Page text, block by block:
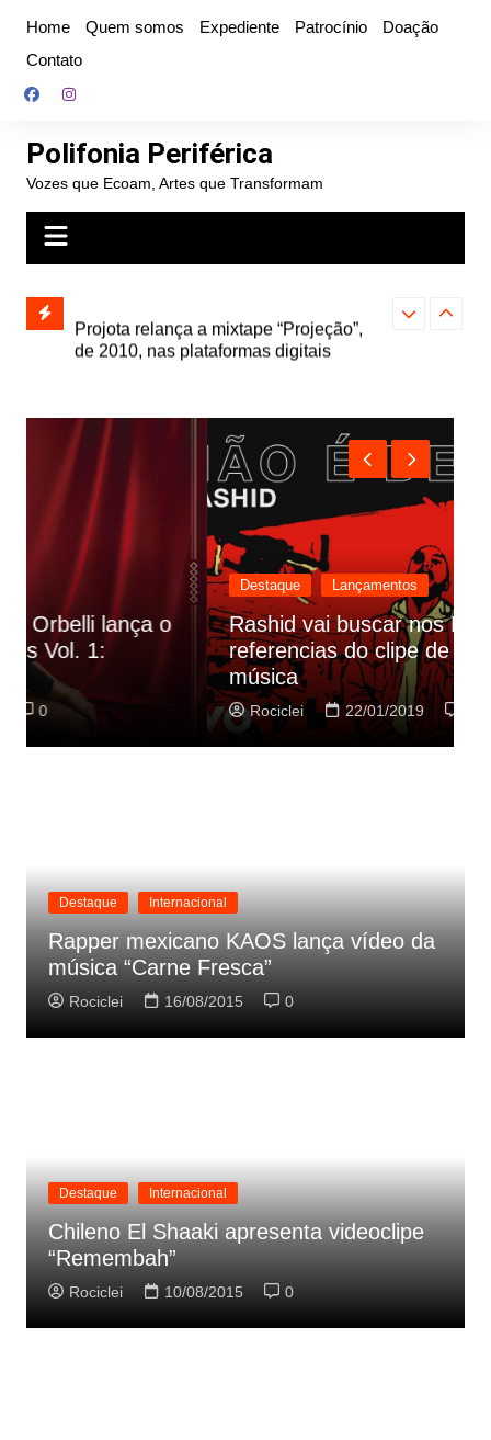
conteúdo
Home Quem somos Expediente Patrocínio
Doação
Contato
Polifonia Periférica
Vozes que Ecoam, Artes que Transformam
e abre
autoral,
de 2010, nas plataformas digitais
Farofa
Destaque Lançamentos
Rashid vai buscar nos HQs as
referencias do clipe de sua nova
música
Rociclei 22/01/2019 0
Destaque Internacional
Rapper mexicano KAOS lança vídeo da
música “Carne Fresca”
Rociclei 16/08/2015 0
Destaque Internacional
Chileno El Shaaki apresenta videoclipe
“Remembah”
Rociclei 10/08/2015 0